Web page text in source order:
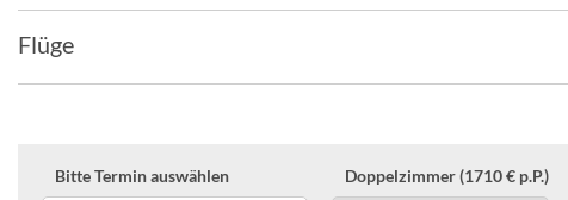
Flüge
Bitte Termin auswählen Doppelzimmer (1710 € p.P.)